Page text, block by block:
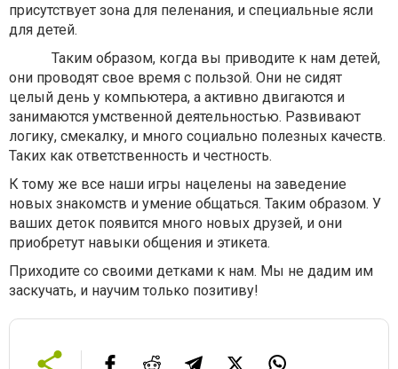
присутствует зона для пеленания, и специальные ясли
для детей.
Таким образом, когда вы приводите к нам детей,
они проводят свое время с пользой. Они не сидят
целый день у компьютера, а активно двигаются и
занимаются умственной деятельностью. Развивают
логику, смекалку, и много социально полезных качеств.
Таких как ответственность и честность.
К тому же все наши игры нацелены на заведение
новых знакомств и умение общаться. Таким образом. У
ваших деток появится много новых друзей, и они
приобретут навыки общения и этикета.
Приходите со своими детками к нам. Мы не дадим им
заскучать, и научим только позитиву!